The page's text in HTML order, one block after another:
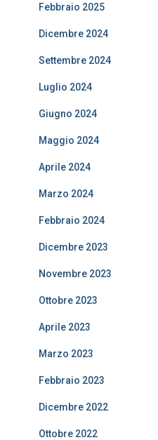
Febbraio 2025
Dicembre 2024
Settembre 2024
Luglio 2024
Giugno 2024
Maggio 2024
Aprile 2024
Marzo 2024
Febbraio 2024
Dicembre 2023
Novembre 2023
Ottobre 2023
Aprile 2023
Marzo 2023
Febbraio 2023
Dicembre 2022
Ottobre 2022